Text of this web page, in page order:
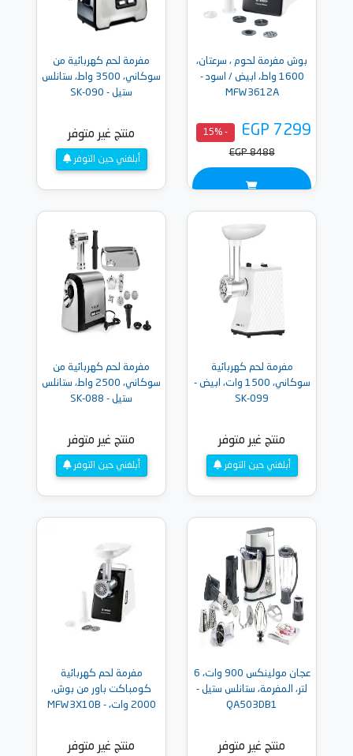
بوش مفرمة لحوم ، سرعتان،
1600 واط، ابيض / اسود -
MFW3612A
EGP 7299
- 15%
EGP 8488
مفرمة لحم كهربائية من
سوكاني، 3500 واط، ستانلس
ستيل - SK-090
منتج غير متوفر
أبلغني حين التوفر
مفرمة لحم كهربائية
سوكاني، 1500 وات، ابيض -
SK-099
منتج غير متوفر
أبلغني حين التوفر
مفرمة لحم كهربائية من
سوكاني، 2500 واط، ستانلس
ستيل - SK-088
منتج غير متوفر
أبلغني حين التوفر
عجان مولينكس 900 وات، 6
لتر، المفرمة، ستانلس ستيل -
QA503DB1
منتج غير متوفر
مفرمة لحم كهربائية
كومباكت باور من بوش،
2000 وات، - MFW3X10B
منتج غير متوفر